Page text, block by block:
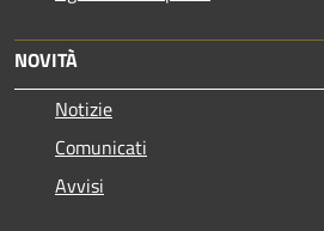
NOVITÀ
Notizie
Comunicati
Avvisi